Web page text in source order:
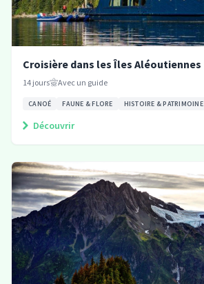
Croisière dans les Îles Aléoutiennes
14 jours Avec un guide
CANOÉ FAUNE & FLORE HISTOIRE & PATRIMOINE
Découvrir